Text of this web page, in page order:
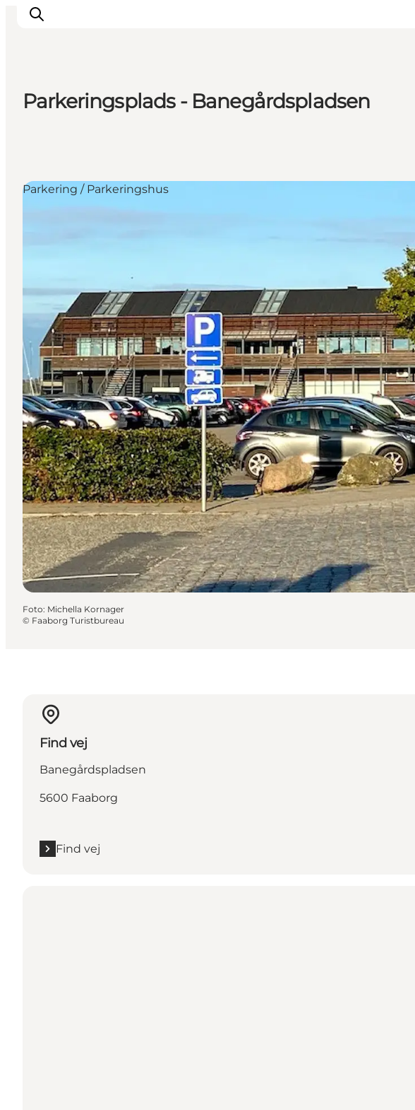
Overnatning
Planlæg ferien
Parkeringsplads - Banegårdspladsen
Parkering / Parkeringshus
Foto: Michella Kornager
© Faaborg Turistbureau
Find vej
Banegårdspladsen
5600 Faaborg
Find vej